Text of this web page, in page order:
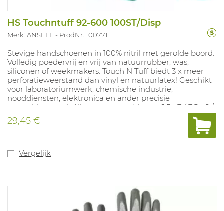
HS Touchntuff 92-600 100ST/Disp
Merk: ANSELL ProdNr. 1007711
Stevige handschoenen in 100% nitril met gerolde boord.
Volledig poedervrij en vrij van natuurrubber, was,
siliconen of weekmakers. Touch N Tuff biedt 3 x meer
perforatieweerstand dan vinyl en natuurlatex! Geschikt
voor laboratoriumwerk, chemische industrie,
nooddiensten, elektronica en ander precisie
assemblagewerk. Kleuren: groen. Maten: 6,5 - 7 / 7,5 - 8 /
8,5 - 9 / 9,5 / 10. Lengte: 240 mm. Dikte: 0,12 mm. In
overeenstemming met : EN ISO 374-1:2016 Type B: JKPT,
29,45 €
Vergelijk